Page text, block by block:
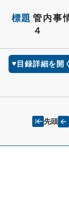
標題 管内事
４
目録詳細を開
先頭